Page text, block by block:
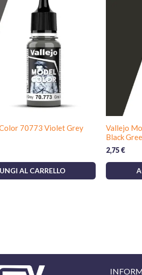
70773 Violet Grey
AL CARRELLO
Vallejo
Black
2,75€